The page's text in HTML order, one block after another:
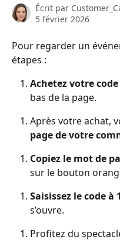
Écrit par
5 février 2026
Pour regarder un
étapes :
Achetez votre code
bas de la page.
Après votre achat,
page de votre
Copiez le mot de
sur le bouton
Saisissez le code à
s’ouvre.
Profitez du